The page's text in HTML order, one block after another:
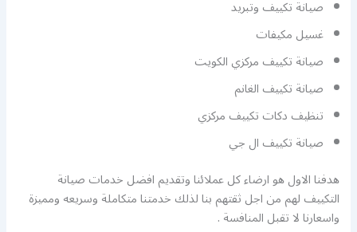
صيانة تكييف وتبريد
غسيل مكيفات
صيانة تكييف مركزي الكويت
صيانة تكييف الغانم
تنظيف دكات تكييف مركزي
صيانة تكييف ال جي
هدفنا الاول هو ارضاء كل عملائنا وتقديم افضل خدمات صيانة
التكييف لهم من اجل ثقتهم بنا لذلك خدمتنا متكاملة وسريعه ومميزة
واسعارنا لا تقبل المنافسة .